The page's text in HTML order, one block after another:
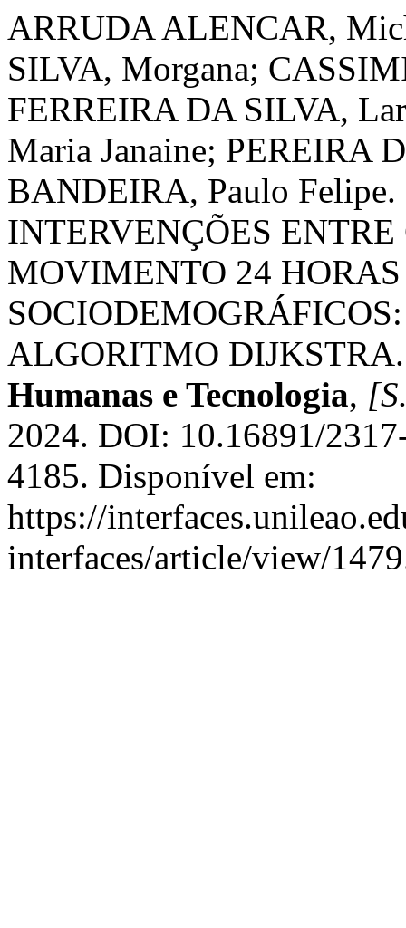
ARRUDA ALENCAR,
SILVA, Morgana;
FERREIRA DA SILVA,
Maria Janaine; PEREIRA
BANDEIRA, Paulo
INTERVENÇÕES
MOVIMENTO 24 HORAS
ALGORITMO
Humanas e Tecnologia,
2024. DOI: 10.16891/
4185. Disponível em:
https://
interfaces/article/view/